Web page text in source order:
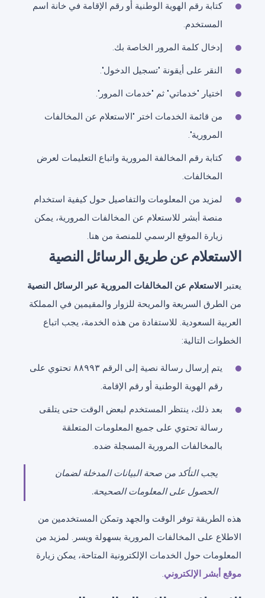
كتابة رقم الهوية الوطنية أو رقم الإقامة في خانة اسم
المستخدم.
إدخال كلمة المرور الخاصة بك.
النقر على أيقونة "تسجيل الدخول".
اختيار "خدماتي" ثم "خدمات المرور".
من قائمة الخدمات اختر "الاستعلام عن المخالفات
المرورية".
كتابة رقم المخالفة المرورية واتباع التعليمات لعرض
المخالفات.
لمزيد من المعلومات والتفاصيل حول كيفية استخدام
منصة أبشر للاستعلام عن المخالفات المرورية، يمكن
زيارة الموقع الرسمي للمنصة من هنا.
الاستعلام عن طريق الرسائل النصية
يعتبر
الاستعلام عن المخالفات المرورية عبر الرسائل النصية
من الطرق السريعة والمريحة للزوار والمقيمين في المملكة
العربية السعودية. للاستفادة من هذه الخدمة، يجب اتباع
الخطوات التالية:
يتم إرسال رسالة نصية إلى الرقم ٨٨٩٩٣ تحتوي على
رقم الهوية الوطنية أو رقم الإقامة.
بعد ذلك، ينتظر المستخدم لبعض الوقت حتى يتلقى
رسالة تحتوي على جميع المعلومات المتعلقة
بالمخالفات المرورية المسجلة ضده.
يجب التأكد من صحة البيانات المدخلة لضمان
الحصول على المعلومات الصحيحة.
هذه الطريقة توفر الوقت والجهد وتمكن المستخدمين من
الاطلاع على المخالفات المرورية بسهولة ويسر. لمزيد من
المعلومات حول الخدمات الإلكترونية المتاحة، يمكن زيارة
موقع أبشر الإلكتروني.